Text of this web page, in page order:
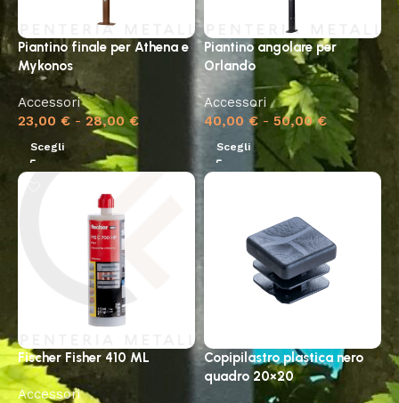
Piantino finale per Athena e
Mykonos
Accessori
23,00 € - 28,00 €
Scegli
Piantino angolare per
Orlando
Accessori
40,00 € - 50,00€
Scegli
Fischer Fisher 410 ML
Accessori
Copipilastro plastica nero
quadro 20×20